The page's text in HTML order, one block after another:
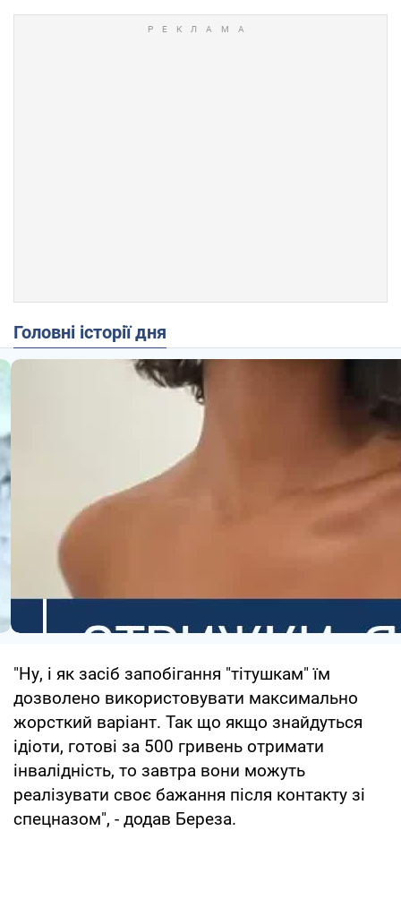
Головні історії дня
"Ну, і як засіб запобігання "тітушкам" їм
дозволено використовувати максимально
жорсткий варіант. Так що якщо знайдуться
ідіоти, готові за 500 гривень отримати
інвалідність, то завтра вони можуть
реалізувати своє бажання після контакту зі
спецназом", - додав Береза.